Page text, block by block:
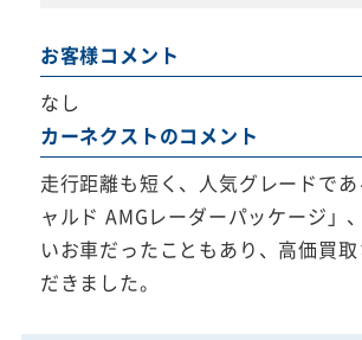
お客様コメント
なし
カーネクストのコメント
走行距離も短く、人気グレードで
ャルド AMGレーダーパッケージ」
いお車だったこともあり、高価買
だきました。